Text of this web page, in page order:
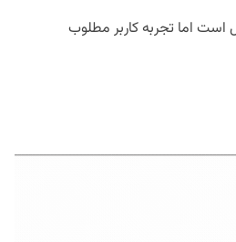
است اما تجربه کاربر مطلوب